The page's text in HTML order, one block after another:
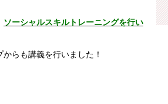
ソーシャルスキルトレーニングを行い
らも講義を行いました！